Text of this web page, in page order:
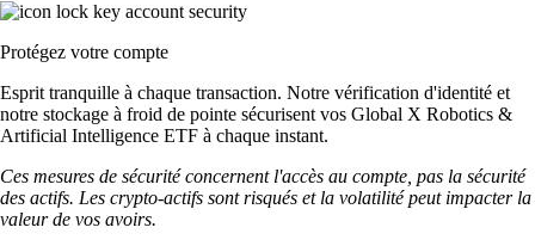
Protégez votre compte
Esprit tranquille à chaque transaction. Notre vérification d'identité et
notre stockage à froid de pointe sécurisent vos Global X Robotics &
Artificial Intelligence ETF à chaque instant.
Ces mesures de sécurité concernent l'accès au compte, pas la sécurité
des actifs. Les crypto-actifs sont risqués et la volatilité peut impacter la
valeur de vos avoirs.